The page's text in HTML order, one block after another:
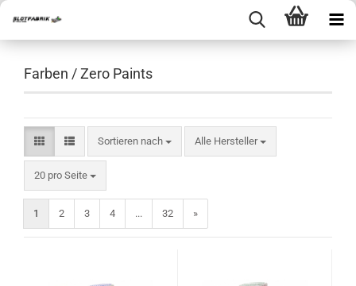
Farben / Zero Paints
Sortieren nach
Sortieren nach Alle Hersteller
20 pro Seite
pro Seite
1 2 3 4 ... 32 »